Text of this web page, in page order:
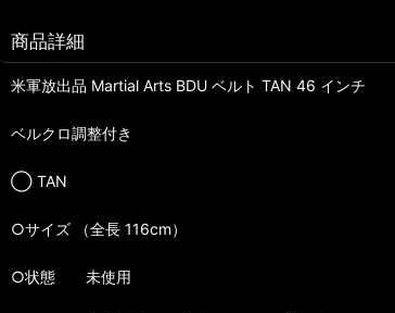
商品詳細
米軍放出品 Martial Arts BDU ベルト TAN 46 インチ
ベルクロ調整付き
◯ TAN
○サイズ （全長 116cm）
○状態 未使用